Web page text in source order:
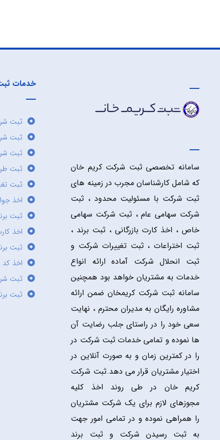
سامانه تخصصی ثبت شرکت کریم خان
که شامل کارشناسان مجرب در زمینه های
ثبت شرکت با مسئولیت محدود ، ثبت
شرکت سهامی عام ، ثبت شرکت سهامی
خاص ، اخذ کارت بازرگانی ، ثبت برند ،
ثبت اختراعات ، ثبت تغییرات شرکت و
ثبت انحلال شرکت آماده ارائه انواع
خدمات به مشتریان خواهد بود همچنین
سامانه ثبت شرکت کریمخان ضمن ارائه
مشاوره رایگان به مدیران محترم ، نهایت
سعی خود را در راستای جلب رضایت آن
ها نموده و تمامی خدمات ثبت شرکت در
را در کمترین زمان و به صورت آنلاین در
اختیار مشتریان قرار می دهد.ثبت شرکت
کریم خان در طی روند اخذ کلیه
مجوزهای لازم برای یک شرکت مشتریان
را همراهی نموده و در تمامی امور جهت
به ثبت رسیدن شرکت و ثبت برند
خدمات
ثبت
ثبت
ثبت
ثبت
ثبت
اخذ
ثبت
اخذ
ثبت
اخذ کد
ثبت
ثبت